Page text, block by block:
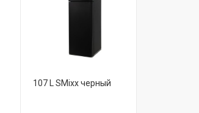
107 L SMixx черный